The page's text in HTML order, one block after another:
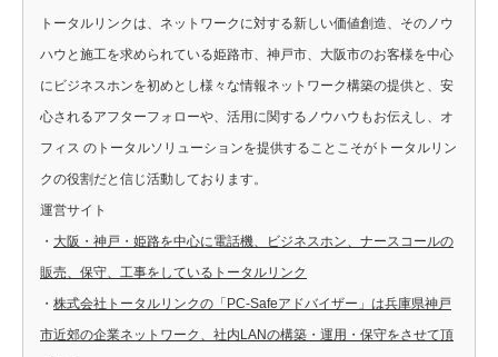
トータルリンクは、ネットワークに対する新しい価値創造、そのノウ
ハウと施工を求められている姫路市、神戸市、大阪市のお客様を中心
にビジネスホンを初めとし様々な情報ネットワーク構築の提供と、安
心されるアフターフォローや、活用に関するノウハウもお伝えし、オ
フィス のトータルソリューションを提供することこそがトータルリン
クの役割だと信じ活動しております。
運営サイト
・ 大阪・神戸・姫路を中心に電話機、ビジネスホン、ナースコールの
販売、保守、工事をしているトータルリンク
・ 株式会社トータルリンクの「PC-Safeアドバイザー」は兵庫県神戸
市近郊の企業ネットワーク、社内LANの構築・運用・保守をさせて頂